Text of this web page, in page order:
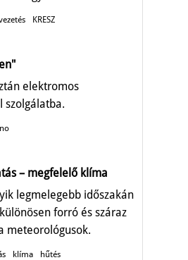
KRESZ
elektromos
szolgálatba.
– megfelelő klíma
legmelegebb időszakán
forró és száraz
meteorológusok.
klíma hűtés